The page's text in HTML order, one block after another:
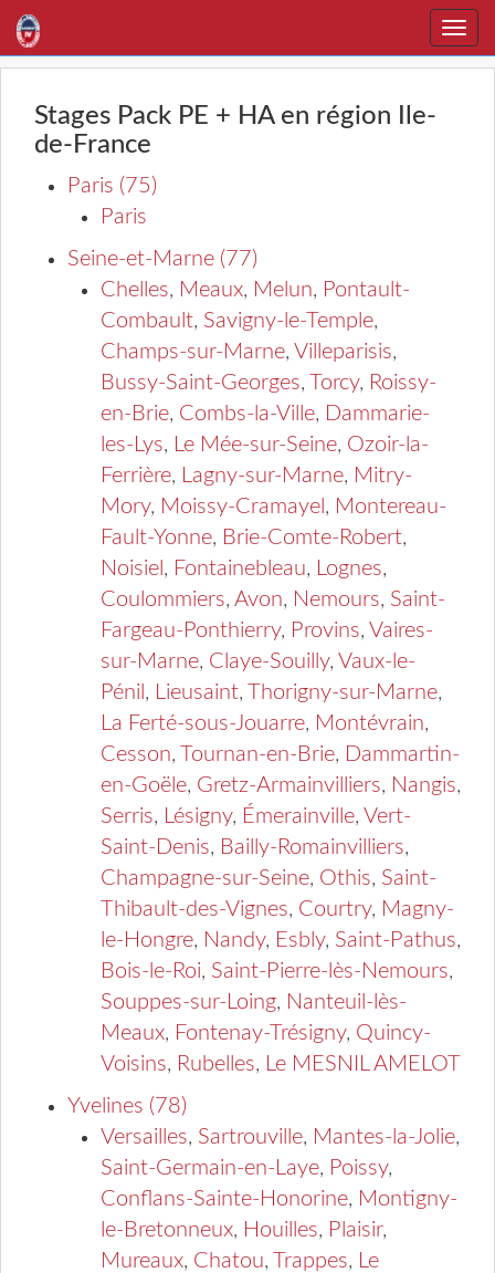
Toggle
Stages Pack PE + HA en région Ile-
de-France
Paris (75)
Paris
Seine-et-Marne (77)
Chelles, Meaux, Melun, Pontault-
Combault, Savigny-le-Temple,
Champs-sur-Marne, Villeparisis,
Bussy-Saint-Georges, Torcy, Roissy-
en-Brie, Combs-la-Ville, Dammarie-
les-Lys, Le Mée-sur-Seine, Ozoir-la-
Ferrière, Lagny-sur-Marne, Mitry-
Mory, Moissy-Cramayel , Montereau-
Fault-Yonne, Brie-Comte-Robert,
Noisiel , Fontainebleau, Lognes,
Coulommiers, Avon, Nemours, Saint-
Fargeau-Ponthierry, Provins, Vaires-
sur-Marne, Claye-Souilly, Vaux-le-
Pénil , Lieusaint, Thorigny-sur-Marne,
La Ferté-sous-Jouarre, Montévrain,
Cesson, Tournan-en-Brie, Dammartin-
en-Goële, Gretz-Armainvilliers, Nangis,
Serris, Lésigny, Émerainville, Vert-
Saint-Denis, Bailly-Romainvilliers,
Champagne-sur-Seine, Othis, Saint-
Thibault-des-Vignes, Courtry, Magny-
le-Hongre, Nandy, Esbly, Saint-Pathus,
Bois-le-Roi, Saint-Pierre-lès-Nemours,
Souppes-sur-Loing, Nanteuil-lès-
Meaux, Fontenay-Trésigny, Quincy-
Voisins, Rubelles, Le MESNIL AMELOT
Yvelines (78)
Versailles, Sartrouville, Mantes-la-Jolie,
Saint-Germain-en-Laye, Poissy,
Conflans-Sainte-Honorine, Montigny-
le-Bretonneux, Houilles, Plaisir,
Mureaux, Chatou, Trappes, Le